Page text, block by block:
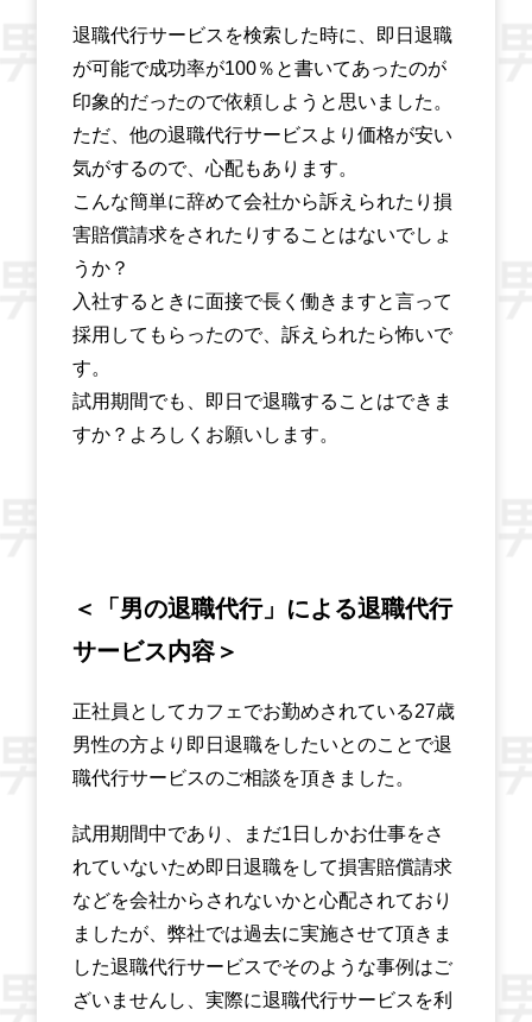
退職代行サービスを検索した時に、即日退職
が可能で成功率が100％と書いてあったのが
印象的だったので依頼しようと思いました。
ただ、他の退職代行サービスより価格が安い
気がするので、心配もあります。
こんな簡単に辞めて会社から訴えられたり損
害賠償請求をされたりすることはないでしょ
うか？
入社するときに面接で長く働きますと言って
採用してもらったので、訴えられたら怖いで
す。
試用期間でも、即日で退職することはできま
すか？よろしくお願いします。
＜「男の退職代行」による退職代行
サービス内容＞
正社員としてカフェでお勤めされている27歳
男性の方より即日退職をしたいとのことで退
職代行サービスのご相談を頂きました。
試用期間中であり、まだ1日しかお仕事をさ
れていないため即日退職をして損害賠償請求
などを会社からされないかと心配されており
ましたが、弊社では過去に実施させて頂きま
した退職代行サービスでそのような事例はご
ざいませんし、実際に退職代行サービスを利